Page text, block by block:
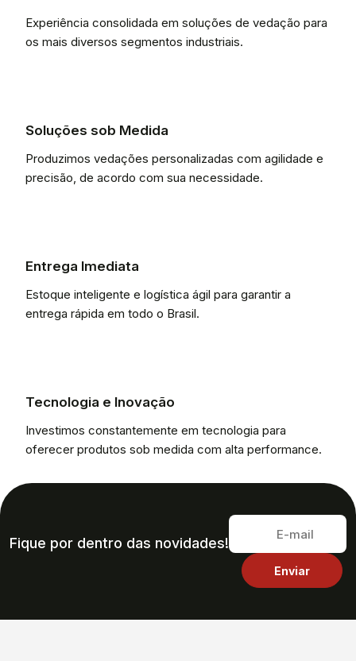
Experiência consolidada em soluções de vedação para
os mais diversos segmentos industriais.
Soluções sob Medida
Produzimos vedações personalizadas com agilidade e
precisão, de acordo com sua necessidade.
Entrega Imediata
Estoque inteligente e logística ágil para garantir a
entrega rápida em todo o Brasil.
Tecnologia e Inovação
Investimos constantemente em tecnologia para
oferecer produtos sob medida com alta performance.
Fique por dentro das novidades!